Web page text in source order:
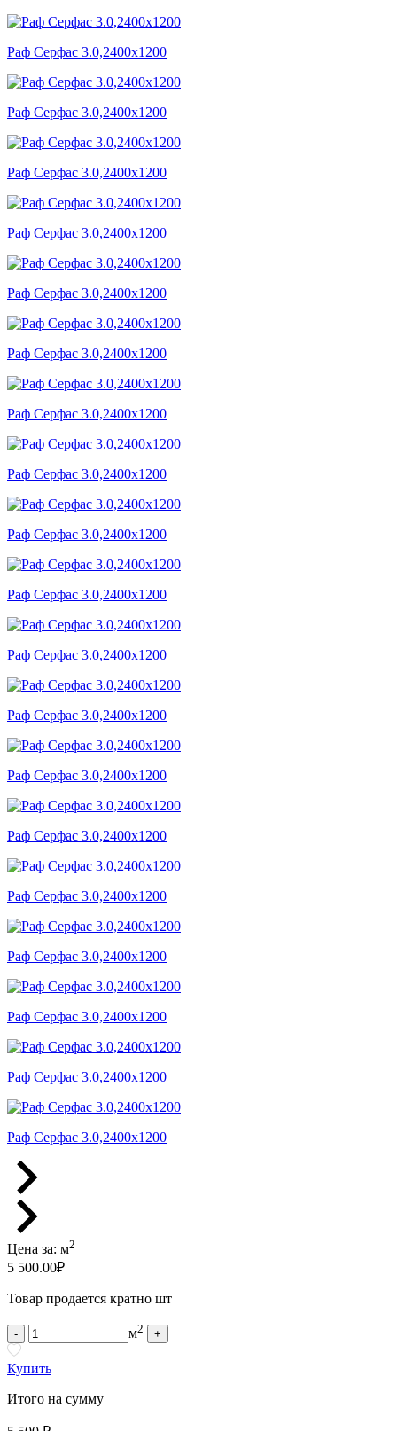
Раф Серфас 3.0,2400x1200
Раф Серфас 3.0,2400x1200
Раф Серфас 3.0,2400x1200
Раф Серфас 3.0,2400x1200
Раф Серфас 3.0,2400x1200
Раф Серфас 3.0,2400x1200
Раф Серфас 3.0,2400x1200
Раф Серфас 3.0,2400x1200
Раф Серфас 3.0,2400x1200
Раф Серфас 3.0,2400x1200
Раф Серфас 3.0,2400x1200
Раф Серфас 3.0,2400x1200
Раф Серфас 3.0,2400x1200
Раф Серфас 3.0,2400x1200
Раф Серфас 3.0,2400x1200
Раф Серфас 3.0,2400x1200
Раф Серфас 3.0,2400x1200
Раф Серфас 3.0,2400x1200
Раф Серфас 3.0,2400x1200
Цена за: м2
5 500.00₽
Товар продается кратно шт
- м2 +
Купить
Итого на сумму